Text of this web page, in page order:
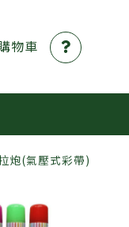
物車
炮(氣壓式彩帶)